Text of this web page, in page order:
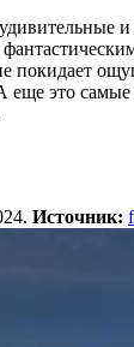
покидает
еще это
Источник: